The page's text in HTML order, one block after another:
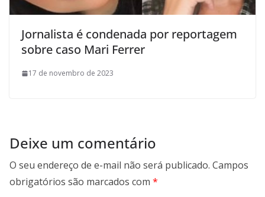
Jornalista é condenada por reportagem
sobre caso Mari Ferrer
17 de novembro de 2023
Deixe um comentário
O seu endereço de e-mail não será publicado. Campos
obrigatórios são marcados com *